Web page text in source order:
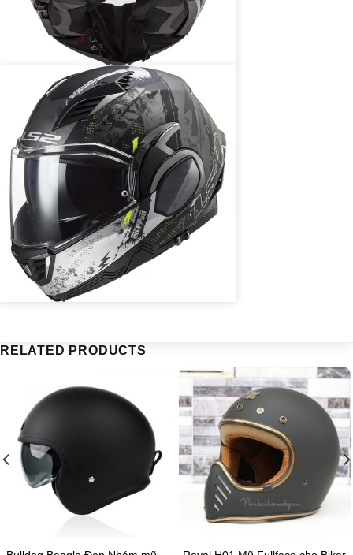
RELATED PRODUCTS